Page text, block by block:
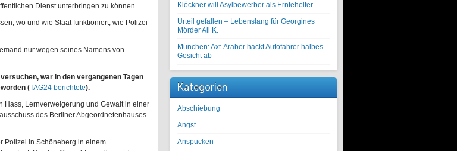
Dienst unterbringen zu können.
wo und wie Staat funktioniert, wie Polizei
nur wegen seines Namens von
war in den vergangenen Tagen
(TAG24 berichtete).
Hass, Lernverweigerung und Gewalt in einer
des Berliner Abgeordnetenhauses
Polizei in Schöneberg in einem
Klöckner will Asylbewerber als Erntehelfer
Urteil gefallen – Lebenslang für Georgines
Mörder Ali K.
München: Axt-Araber hackt Autofahrer halbes
Gesicht ab
Kategorien
Abschiebung
Angst
Anspucken